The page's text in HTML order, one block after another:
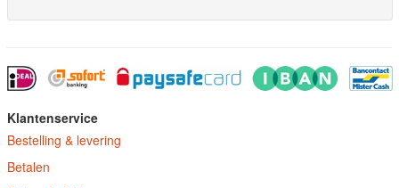
Klantenservice
Bestelling & levering
Betalen